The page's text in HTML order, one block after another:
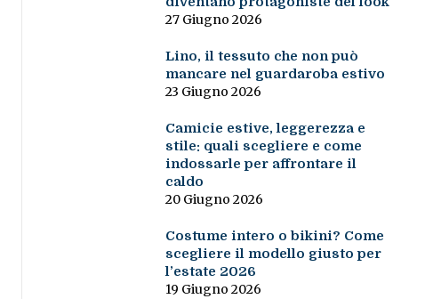
27 Giugno 2026
Lino, il tessuto che non può
mancare nel guardaroba estivo
23 Giugno 2026
Camicie estive, leggerezza e
stile: quali scegliere e come
indossarle per affrontare il
caldo
20 Giugno 2026
Costume intero o bikini? Come
scegliere il modello giusto per
l’estate 2026
19 Giugno 2026